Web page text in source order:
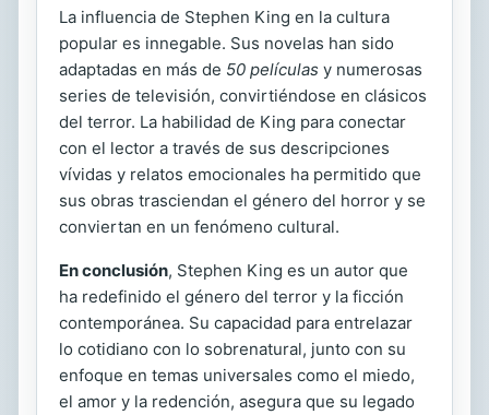
La influencia de Stephen King en la cultura
popular es innegable. Sus novelas han sido
adaptadas en más de 50 películas y numerosas
series de televisión, convirtiéndose en clásicos
del terror. La habilidad de King para conectar
con el lector a través de sus descripciones
vívidas y relatos emocionales ha permitido que
sus obras trasciendan el género del horror y se
conviertan en un fenómeno cultural.
En conclusión, Stephen King es un autor que
ha redefinido el género del terror y la ficción
contemporánea. Su capacidad para entrelazar
lo cotidiano con lo sobrenatural, junto con su
enfoque en temas universales como el miedo,
el amor y la redención, asegura que su legado